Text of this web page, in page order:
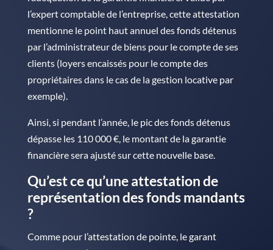
l’expert comptable de l’entreprise, cette attestation
mentionne le point haut annuel des fonds détenus
par l’administrateur de biens pour le compte de ses
clients (loyers encaissés pour le compte des
propriétaires dans le cas de la gestion locative par
exemple).
Ainsi, si pendant l’année, le pic des fonds détenus
dépasse les 110 000 €, le montant de la garantie
financière sera ajusté sur cette nouvelle base.
Qu’est ce qu’une attestation de
représentation des fonds mandants
?
Comme pour l’attestation de pointe, le garant